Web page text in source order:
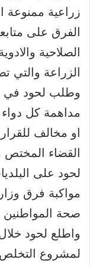
زراعية ممنوعة
الفرق على
الصلاحية
الزراعة والتي
وطلب لحود في
مداهمة كل
او مخالف
القضاء المختص
لحود على
مواكبة فرق
صحة المواطنين
واطلع لحود
لمشروع